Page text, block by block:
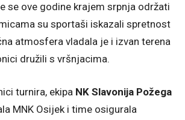
se ove godine krajem srpnja održati
su sportaši iskazali spretnost
atmosfera vladala je i izvan terena
družili s vršnjacima.
turnira, ekipa NK Slavonija Požega
MNK Osijek i time osigurala